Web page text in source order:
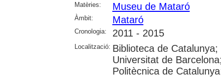
Matèries:
Museu de Mataró
Àmbit: Mataró
Cronologia: 2011 - 2015
Localització: Biblioteca de
Universitat de
Politècnica de